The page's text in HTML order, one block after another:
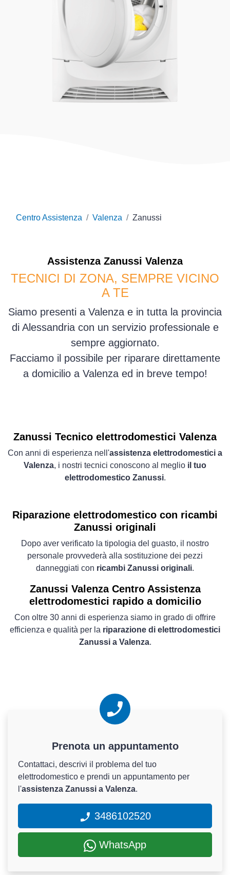
Centro Assistenza Valenza Zanussi
Assistenza Zanussi Valenza
TECNICI DI ZONA, SEMPRE VICINO
A TE
Siamo presenti a Valenza e in tutta la provincia
di Alessandria con un servizio professionale e
sempre aggiornato.
Facciamo il possibile per riparare direttamente
a domicilio a Valenza ed in breve tempo!
Zanussi Tecnico elettrodomestici Valenza
Con anni di esperienza nell'assistenza elettrodomestici a
Valenza, i nostri tecnici conoscono al meglio il tuo
elettrodomestico Zanussi.
Riparazione elettrodomestico con ricambi
Zanussi originali
Dopo aver verificato la tipologia del guasto, il nostro
personale provvederà alla sostituzione dei pezzi
danneggiati con ricambi Zanussi originali.
Zanussi Valenza Centro Assistenza
elettrodomestici rapido a domicilio
Con oltre 30 anni di esperienza siamo in grado di offrire
efficienza e qualità per la riparazione di elettrodomestici
Zanussi a Valenza.
Prenota un appuntamento
Contattaci, descrivi il problema del tuo
elettrodomestico e prendi un appuntamento per
l'assistenza Zanussi a Valenza.
3486102520
WhatsApp